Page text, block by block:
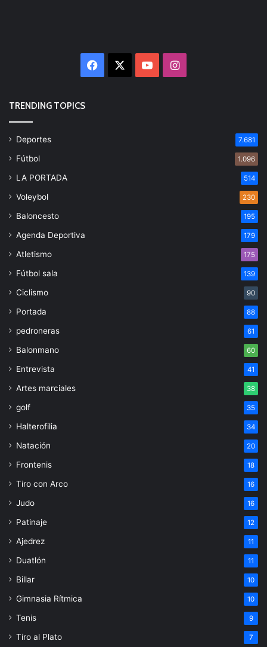
Facebook YouTubeInstagram
TRENDING TOPICS
Deportes 7.681
Fútbol 1.096
LA PORTADA 514
Voleybol 230
Baloncesto 195
Agenda Deportiva 179
Atletismo 175
Fútbol sala 139
Ciclismo 90
Portada 88
pedroneras 61
Balonmano 60
Entrevista 41
Artes marciales 38
golf 35
Halterofilia 34
Natación 20
Frontenis 18
Tiro con Arco 16
Judo 16
Patinaje 12
Ajedrez 11
Duatlón 11
Billar 10
Gimnasia Rítmica 10
Tenis 9
Tiro al Plato 7